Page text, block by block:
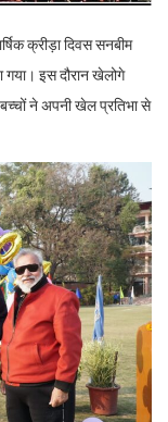
क्रीड़ा दिवस सनबीम
इस दौरान खेलोगे
बच्चों ने अपनी खेल प्रतिभा से